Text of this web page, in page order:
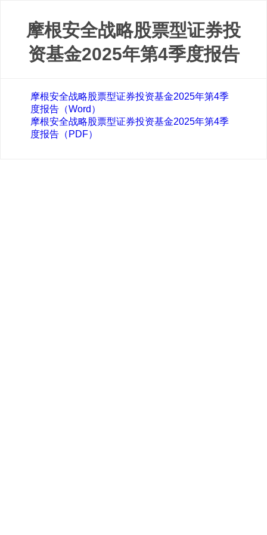
摩根安全战略股票型证券投
资基金2025年第4季度报告
摩根安全战略股票型证券投资基金2025年第4季
度报告（Word）
摩根安全战略股票型证券投资基金2025年第4季
度报告（PDF）